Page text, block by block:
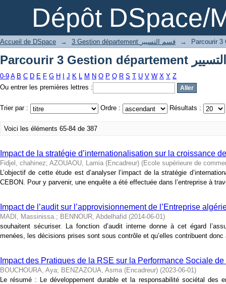
Dépôt DSpace/
Accueil de DSpace → 3 Gestion département قسم التسيير →
0-9 A B C D E F G H J K L M N O P Q R S T U V W X Y Z
Ou entrer les premières lettres :
Trier par : Ordre : Résultats :
Voici les éléments 65-84 de 387
Impact de la stratégie d’internationalisation sur la croissance
Fidjel, chahinez; AZOUAOU, Lamia (Encadreur) (Ecole supérieure de
L’objectif de cette étude est d’analyser l’impact de la stratégie
CEBON. Pour y parvenir, une enquête a été effectuée dans l’entreprise à
Impact de l’audit sur l’approvisionnement de l’Entreprise
MADI, Massinissa.; BENNOUR, Abdelhafid (2014-06-01)
souhaitent sécuriser. La fonction d’audit interne donne à cet égard
menées, les décisions prises sont sous contrôle et qu’elles contribuent donc
Impact des Pratiques de la RSE sur la Performance Sociale de
BOUCHOURA, Aya; BENZAZOUA, Asma (Encadreur) (2023-06-01)
Le résumé : Le développement durable et la responsabilité sociétal des